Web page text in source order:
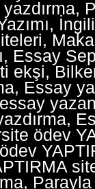
Essay
ekşi,
Essay
ödev